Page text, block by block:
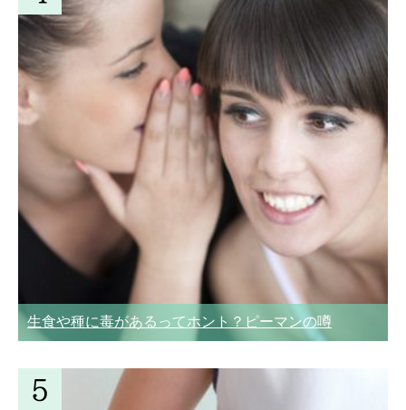
生食や種に毒があるってホント？ピーマンの噂